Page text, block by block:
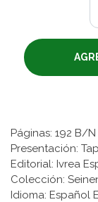
Páginas: 192 B/N
Presentación:
Editorial: Ivrea
Colección:
Idioma: Español